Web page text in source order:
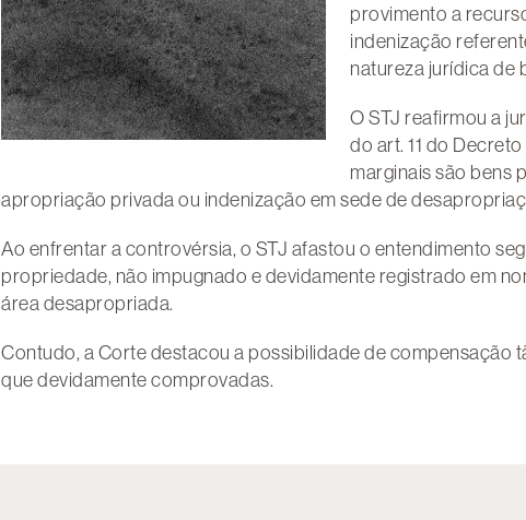
provimento a
indenização
natureza jurídica de
O STJ reafirmou a
do art. 11 do
marginais são bens
apropriação privada ou indenização em sede de
Ao enfrentar a controvérsia, o STJ afastou o entendimento
propriedade, não impugnado e devidamente registrado em
área desapropriada.
Contudo, a Corte destacou a possibilidade de compensação
que devidamente comprovadas.